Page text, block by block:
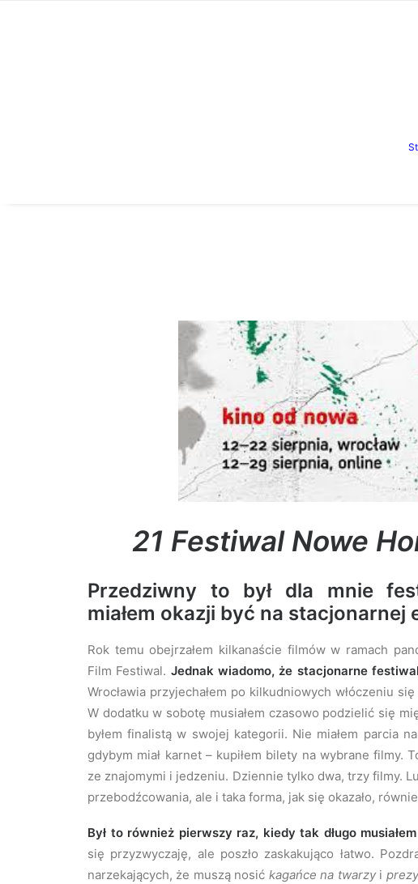
21 Festiwal Nowe
Przedziwny to był dla mnie
miałem okazji być na
Rok temu obejrzałem kilkanaście filmów w ramach
Film Festiwal. Jednak wiadomo, że stacjonarne
Wrocławia przyjechałem po kilkudniowych włóczeniu
W dodatku w sobotę musiałem czasowo podzielić się
byłem finalistą w swojej kategorii. Nie miałem parcia
gdybym miał karnet – kupiłem bilety na wybrane filmy.
ze znajomymi i jedzeniu. Dziennie tylko dwa, trzy filmy.
przebodźcowania, ale i taka forma, jak się okazało,
Był to również pierwszy raz, kiedy tak długo
się przyzwyczaję, ale poszło zaskakująco łatwo.
narzekających, że muszą nosić kagańce na twarzyi